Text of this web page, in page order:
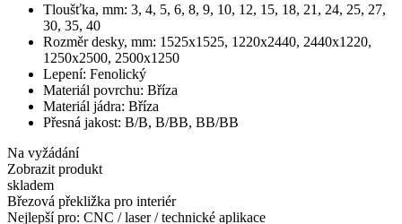
Tloušťka, mm: 3, 4, 5, 6, 8, 9, 10, 12, 15, 18, 21, 24, 25, 27,
30, 35, 40
Rozměr desky, mm: 1525x1525, 1220x2440, 2440x1220,
1250x2500, 2500x1250
Lepení: Fenolický
Materiál povrchu: Bříza
Materiál jádra: Bříza
Přesná jakost: B/B, B/BB, BB/BB
Na vyžádání
Zobrazit produkt
skladem
Březová překližka pro interiér
Nejlepší pro: CNC / laser / technické aplikace